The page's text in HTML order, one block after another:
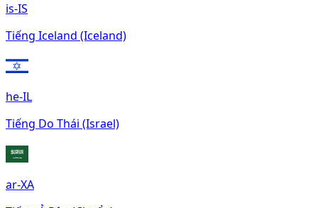
is-IS
Tiếng Iceland (Iceland)
he-IL
Tiếng Do Thái (Israel)
ar-XA